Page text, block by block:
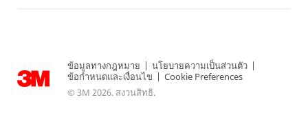
ข้อมูลทางกฎหมาย | นโยบายความเป็นส่วนตัว |
ข้อกำหนดและเงื่อนไข | Cookie Preferences
© 3M 2026. สงวนสิทธิ.